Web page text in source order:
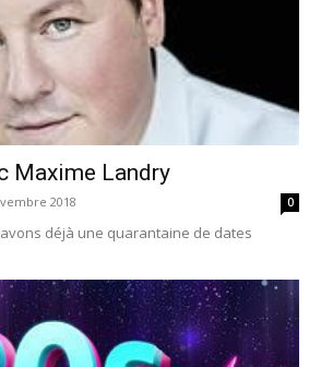
Maxime Landry
2018 0
déjà une quarantaine de dates